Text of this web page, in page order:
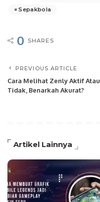
Sepakbola
0 SHARES
PREVIOUS ARTICLE
Cara Melihat Zenly Aktif Atau
Tidak, Benarkah Akurat?
Artikel Lainnya